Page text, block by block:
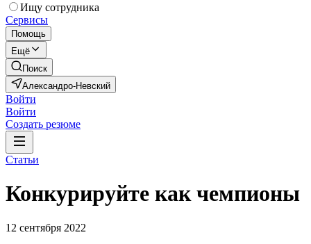
Ищу сотрудника
Сервисы
Помощь
Ещё
Поиск
Александро-Невский
Войти
Войти
Создать резюме
Статьи
Конкурируйте как чемпионы
12 сентября 2022